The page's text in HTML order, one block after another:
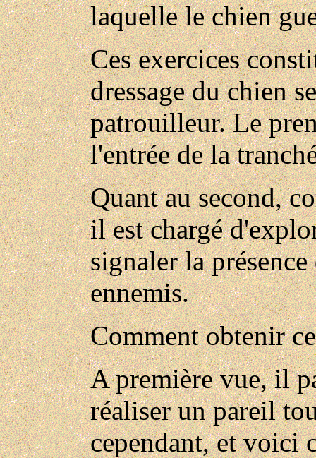
laquelle le chien
Ces exercices
dressage du chien
patrouilleur. Le
l'entrée de la
Quant au second,
il est chargé
signaler la
ennemis.
Comment obtenir
A première vue, il
réaliser un pareil
cependant, et voici